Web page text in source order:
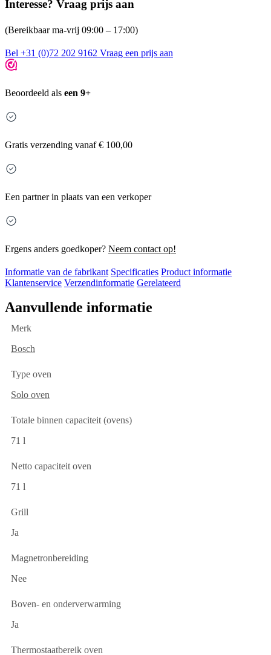
Interesse? Vraag prijs aan
(Bereikbaar ma-vrij 09:00 – 17:00)
Bel +31 (0)72 202 9162 Vraag een prijs aan
Beoordeeld als een 9+
Gratis verzending vanaf € 100,00
Een partner in plaats van een verkoper
Ergens anders goedkoper? Neem contact op!
Informatie van de fabrikant Specificaties Product informatie
Klantenservice Verzendinformatie Gerelateerd
Aanvullende informatie
Merk
Bosch
Type oven
Solo oven
Totale binnen capaciteit (ovens)
71 l
Netto capaciteit oven
71 l
Grill
Ja
Magnetronbereiding
Nee
Boven- en onderverwarming
Ja
Thermostaatbereik oven